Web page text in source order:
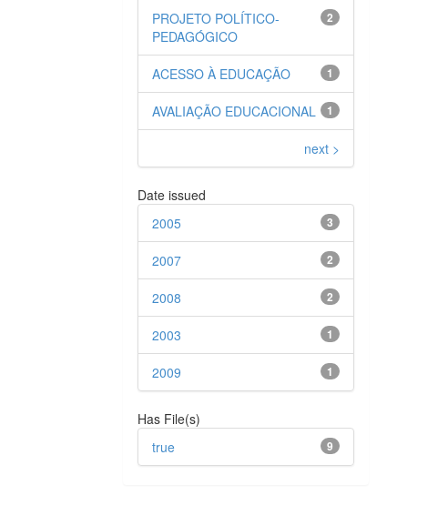
2
PROJETO POLÍTICO-
PEDAGÓGICO
1
ACESSO À EDUCAÇÃO
1
AVALIAÇÃO EDUCACIONAL
next >
Date issued
3
2005
2
2007
2
2008
1
2003
1
2009
Has File(s)
9
true